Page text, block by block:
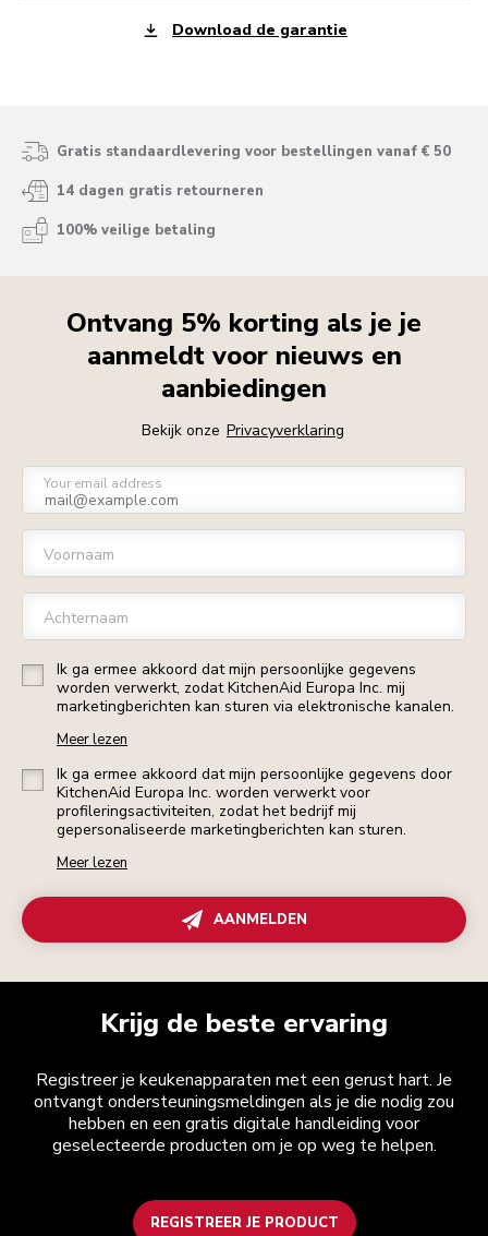
Download de garantie
Gratis standaardlevering voor bestellingen vanaf € 50
14 dagen gratis retourneren
100% veilige betaling
Ontvang 5% korting als je je
aanmeldt voor nieuws en
aanbiedingen
Bekijk onze Privacyverklaring
Your email address
Voornaam
Achternaam
Ik ga ermee akkoord dat mijn persoonlijke gegevens
worden verwerkt, zodat KitchenAid Europa Inc. mij
marketingberichten kan sturen via elektronische kanalen.
Meer lezen
Ik ga ermee akkoord dat mijn persoonlijke gegevens door
KitchenAid Europa Inc. worden verwerkt voor
profileringsactiviteiten, zodat het bedrijf mij
gepersonaliseerde marketingberichten kan sturen.
Meer lezen
AANMELDEN
Krijg de beste ervaring
Registreer je keukenapparaten met een gerust hart. Je
ontvangt ondersteuningsmeldingen als je die nodig zou
hebben en een gratis digitale handleiding voor
geselecteerde producten om je op weg te helpen.
REGISTREER JE PRODUCT